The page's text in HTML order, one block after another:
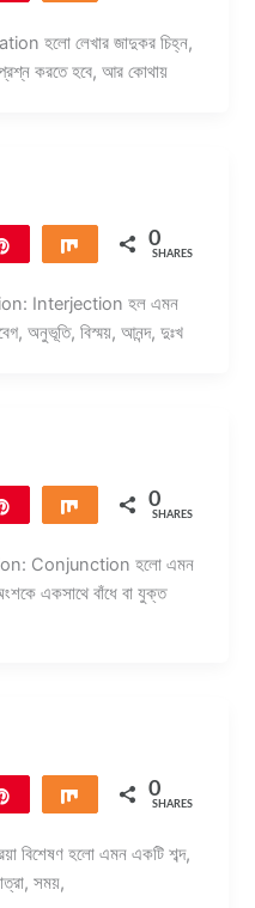
হলো লেখার জাদুকর চিহ্ন,
করতে হবে, আর কোথায়
Share 0
SHARES
Interjection হল এমন
অনুভূতি, বিস্ময়, আনন্দ, দুঃখ
Share 0
SHARES
Conjunction হলো এমন
একসাথে বাঁধে বা যুক্ত
Share 0
SHARES
হলো এমন একটি শব্দ,
সময়,